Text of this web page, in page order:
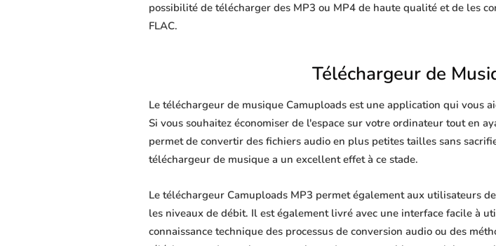
possibilité de télécharger des MP3 ou MP4 de haute qualité et de les
FLAC.
Téléchargeur de
Le téléchargeur de musique Camuploads est une application qui vous
Si vous souhaitez économiser de l'espace sur votre ordinateur tout en
permet de convertir des fichiers audio en plus petites tailles sans
téléchargeur de musique a un excellent effet à ce stade.
Le téléchargeur Camuploads MP3 permet également aux utilisateurs
les niveaux de débit. Il est également livré avec une interface facile à
connaissance technique des processus de conversion audio ou des